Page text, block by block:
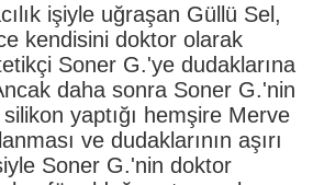
işiyle uğraşan Güllü Sel,
kendisini doktor olarak
Soner G.'ye dudaklarına
daha sonra Soner G.'nin
yaptığı hemşire Merve
ve dudaklarının aşırı
Soner G.'nin doktor